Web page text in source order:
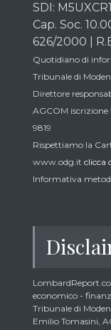
SDI: M5UXCR1
Cap. Soc.
626/2000 |
Quotidiano di
Tribunale di
Direttore
AGCOM iscrizione
9819
Rispettiamo la
www.odg.it clicca
Informativa
economico -
Tribunale di
Emilio Tomasini,